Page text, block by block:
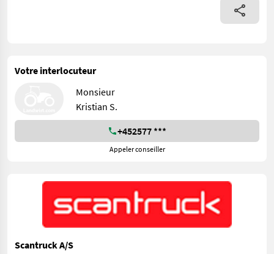
Votre interlocuteur
Monsieur
Kristian S.
+452577 ***
Appeler conseiller
Scantruck A/S